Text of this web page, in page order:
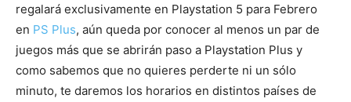
regalará exclusivamente en Playstation 5 para Febrero
en PS Plus, aún queda por conocer al menos un par de
juegos más que se abrirán paso a Playstation Plus y
como sabemos que no quieres perderte ni un sólo
minuto, te daremos los horarios en distintos países de